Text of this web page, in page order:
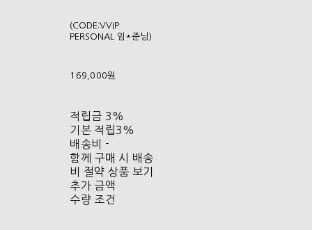
(CODE:VVIP
PERSONAL 임*준님)
169,000원
적립금 3%
기본 적립3%
배송비 -
함께 구매 시 배송
비 절약 상품 보기
추가 금액
수량 조건